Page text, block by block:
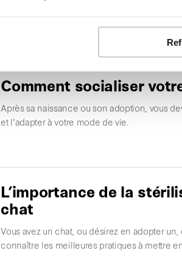
Comment socialiser
Après sa naissance ou son adoption, vous
et l'adapter à votre mode de vie.
L’importance de la
chat
Vous avez un chat, ou désirez en adopter un,
connaître les meilleures pratiques à mettre